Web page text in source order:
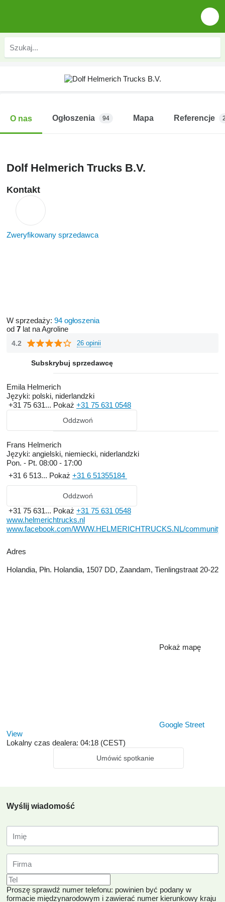
O nas Ogłoszenia 94 Mapa Referencje
Dolf Helmerich Trucks B.V.
Kontakt
Zweryfikowany sprzedawca
W sprzedaży: 94 ogłoszenia
od 7 lat na Agroline
4.2 26 opinii
Subskrybuj sprzedawcę
Emila Helmerich
Języki: polski, niderlandzki
+31 75 631... Pokaż +31 75 631 0548
Oddzwoń
Frans Helmerich
Języki: angielski, niemiecki, niderlandzki
Pon. - Pt. 08:00 - 17:00
+31 6 513... Pokaż +31 6 51355184
Oddzwoń
+31 75 631... Pokaż +31 75 631 0548
www.helmerichtrucks.nl
www.facebook.com/WWW.HELMERICHTRUCKS.NL/community/
Adres
Holandia, Płn. Holandia, 1507 DD, Zaandam, Tienlingstraat 20-22
Pokaż mapę
Google Street
View
Lokalny czas dealera: 04:18 (CEST)
Umówić spotkanie
Wyślij wiadomość
Proszę sprawdź numer telefonu: powinien być podany w
formacie międzynarodowym i zawierać numer kierunkowy kraju